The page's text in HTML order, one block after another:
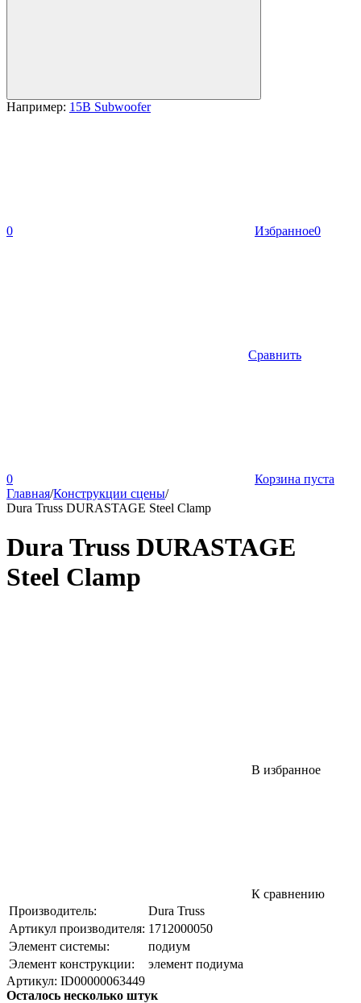
Например: 15B Subwoofer
0 Избранное0
Сравнить
0
Корзина пуста
Главная/Конструкции сцены/
Dura Truss DURASTAGE Steel Clamp
Dura Truss DURASTAGE
Steel Clamp
В избранное
К сравнению
Производитель:
Dura Truss
Артикул производителя: 1712000050
Элемент системы:
подиум
Элемент конструкции:
элемент подиума
Артикул: ID00000063449
Осталось несколько штук